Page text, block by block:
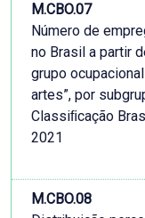
M.CBO.07
Número de
no Brasil a partir
grupo
artes”, por
Classiﬁcação
2021
M.CBO.08